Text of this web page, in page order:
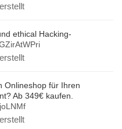
ethical Hacking-
Onlineshop für Ihren
Ab 349€ kaufen.